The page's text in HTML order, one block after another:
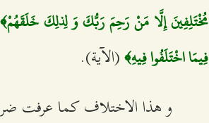
مُخْتَلِفِينَ إِلَّا مَنْ رَحِمَ رَبُّكَ وَ لِذلِكَ خَلَقَهُمْ﴾
فِيمَا اخْتَلَفُوا فِيهِ﴾(الآية).
و هذا الاختلاف كما عرفت